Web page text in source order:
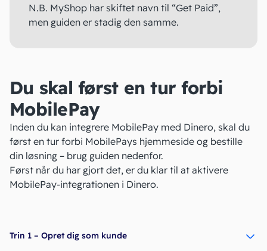
N.B. MyShop har skiftet navn til “Get Paid”,
men guiden er stadig den samme.
Du skal først en tur forbi
MobilePay
Inden du kan integrere MobilePay med Dinero, skal du
først en tur forbi MobilePays hjemmeside og bestille
din løsning – brug guiden nedenfor.
Først når du har gjort det, er du klar til at aktivere
MobilePay-integrationen i Dinero.
Trin 1 – Opret dig som kunde